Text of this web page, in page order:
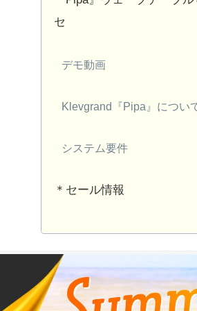
セ
デモ動画
Klevgrand『Pipa』につい
システム要件
＊セール情報